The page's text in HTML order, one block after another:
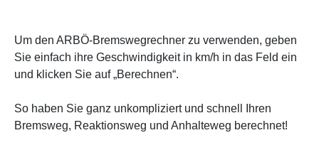
Um den ARBÖ-Bremswegrechner zu verwenden, geben
Sie einfach ihre Geschwindigkeit in km/h in das Feld ein
und klicken Sie auf „Berechnen“.
So haben Sie ganz unkompliziert und schnell Ihren
Bremsweg, Reaktionsweg und Anhalteweg berechnet!